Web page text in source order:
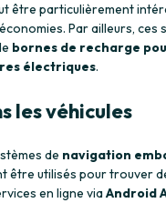
être particulièrement
Par ailleurs,
bornes de recharge
électriques.
les véhicules
de navigation
être utilisés pour trouver
en ligne viaAndroid